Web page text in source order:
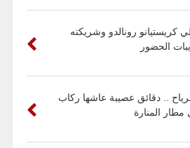
كريستيانو رونالدو وشريكته
الحضور
.. دقائق عصيبة عاشها ركاب
المنارة